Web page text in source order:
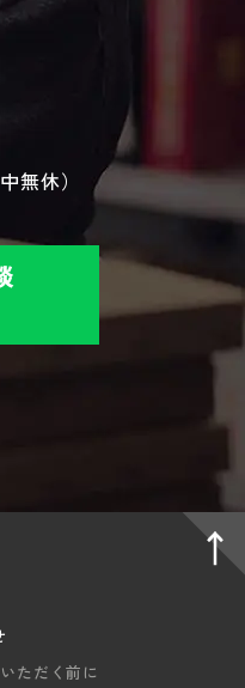
無休）
ただく前に